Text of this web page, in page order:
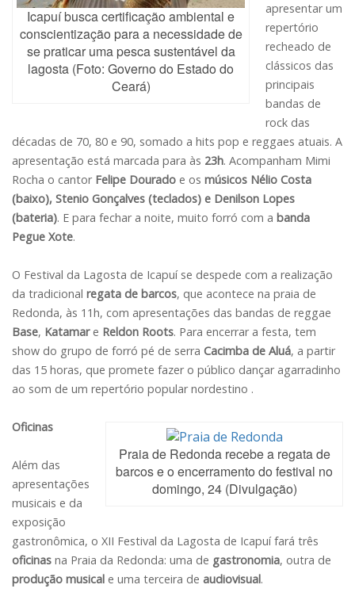
Icapuí busca certificação ambiental e
conscientização para a necessidade de
se praticar uma pesca sustentável da
lagosta (Foto: Governo do Estado do
Ceará)
apresentar um
repertório
recheado de
clássicos das
principais
bandas de
rock das
décadas de 70, 80 e 90, somado a hits pop e reggaes atuais. A
apresentação está marcada para às 23h. Acompanham Mimi
Rocha o cantor Felipe Dourado e os músicos Nélio Costa
(baixo), Stenio Gonçalves (teclados) e Denilson Lopes
(bateria). E para fechar a noite, muito forró com a banda
Pegue Xote.
O Festival da Lagosta de Icapuí se despede com a realização
da tradicional regata de barcos, que acontece na praia de
Redonda, às 11h, com apresentações das bandas de reggae
Base, Katamare Reldon Roots. Para encerrar a festa, tem
show do grupo de forró pé de serra Cacimba de Aluá, a partir
das 15 horas, que promete fazer o público dançar agarradinho
ao som de um repertório popular nordestino .
Praia de Redonda recebe a regata de
barcos e o encerramento do festival no
domingo, 24 (Divulgação)
Oficinas
Além das
apresentações
musicais e da
exposição
gastronômica, o XII Festival da Lagosta de Icapuí fará três
oficinas na Praia da Redonda: uma de gastronomia, outra de
produção musical e uma terceira de audiovisual.